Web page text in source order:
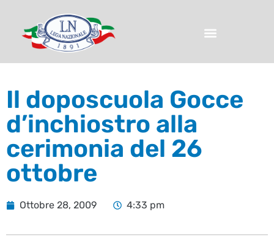
Il doposcuola Gocce
d’inchiostro alla
cerimonia del 26
ottobre
Ottobre 28, 2009 4:33 pm